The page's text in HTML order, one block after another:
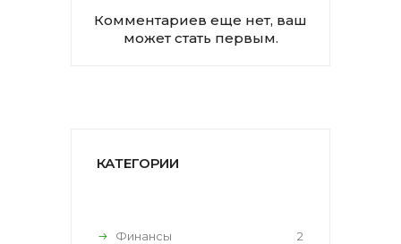
Комментариев еще нет, ваш
может стать первым.
КАТЕГОРИИ
Финансы 2